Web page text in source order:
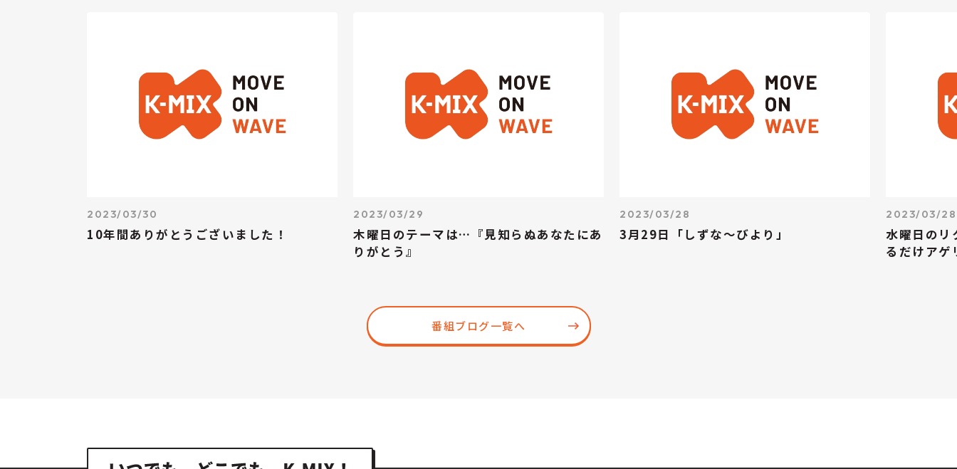
2023/03/30
10年間ありがとうございました！
2023/03/29
木曜日のテーマは…『見知らぬあなたにあ
りがとう』
2023/03/28
3月29日「しずな～びより」
2023/03/28
水曜日のリ
るだけアゲ
番組ブログ一覧へ